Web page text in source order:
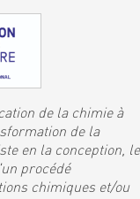
de la chimie à
de la
en la conception, le
procédé
chimiques et/ou